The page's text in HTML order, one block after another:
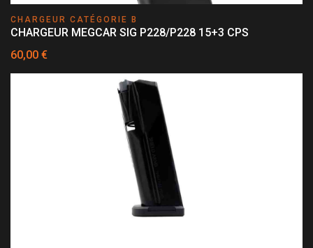
CHARGEUR CATÉGORIE B
CHARGEUR MEGCAR SIG P228/P228 15+3 CPS
60,00 €